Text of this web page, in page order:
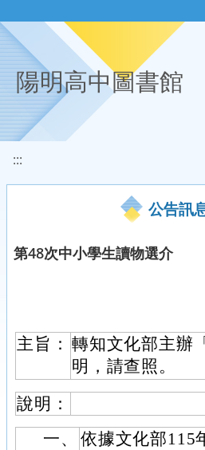
陽明高中圖書館
:::
公告訊
第48次中小學生讀物選介
主旨： 轉知文化部主辦
明，請查照。
說明：
一、
依據文化部115